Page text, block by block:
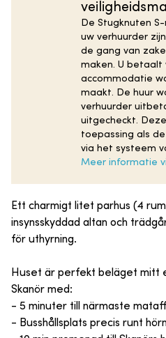
De Stugknuten
uw verhuurder
de gang van
maken. U betaalt
accommodatie
maakt. De huur
verhuurder
uitgecheckt.
toepassing als
via het systeem
Meer informatie
Ett charmigt litet parhus (4
insynsskyddad altan och
för uthyrning.
Huset är perfekt beläget mitt
Skanör med:
- 5 minuter till närmaste
- Busshållsplats precis runt